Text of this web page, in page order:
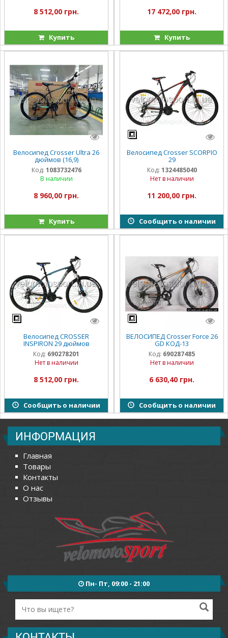
8 512,00 грн.
Купить
17 472,00 грн.
Купить
Велосипед Crosser Ultra 26
дюймов (16,9)
Код: 1083732476
В наличии
8 960,00 грн.
Купить
Велосипед Crosser SCORPIO
29
Код: 1324485040
Нет в наличии
11 200,00 грн.
Сообщить о наличии
Велосипед CROSSER
INSPIRON 29 дюймов
Код: 690278201
Нет в наличии
8 512,00 грн.
Сообщить о наличии
ВЕЛОСИПЕД Crosser Force 26
GD КОД-13
Код: 690287485
Нет в наличии
6 630,40 грн.
Сообщить о наличии
ИНФОРМАЦИЯ
Главная
Товары
Контакты
О нас
Отзывы
Пн- Пт, 09:00 - 21:00